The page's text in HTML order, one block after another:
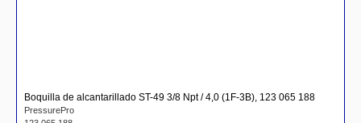
Boquilla de alcantarillado ST-49 3/8 Npt / 4,0 (1F-3B), 123 065 188
PressurePro